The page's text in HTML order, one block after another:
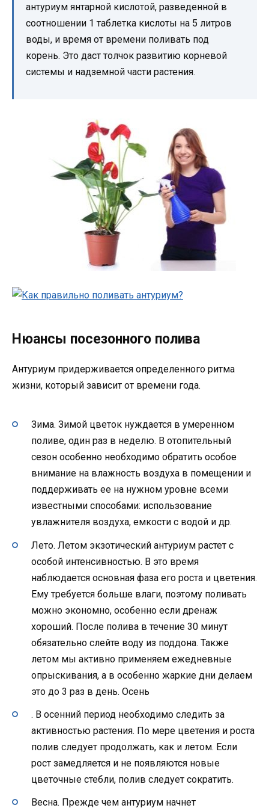
антуриум янтарной кислотой, разведенной в
соотношении 1 таблетка кислоты на 5 литров
воды, и время от времени поливать под
корень. Это даст толчок развитию корневой
системы и надземной части растения.
Нюансы посезонного полива
Антуриум придерживается определенного ритма
жизни, который зависит от времени года.
Зима. Зимой цветок нуждается в умеренном
поливе, один раз в неделю. В отопительный
сезон особенно необходимо обратить особое
внимание на влажность воздуха в помещении и
поддерживать ее на нужном уровне всеми
известными способами: использование
увлажнителя воздуха, емкости с водой и др.
Лето. Летом экзотический антуриум растет с
особой интенсивностью. В это время
наблюдается основная фаза его роста и цветения.
Ему требуется больше влаги, поэтому поливать
можно экономно, особенно если дренаж
хороший. После полива в течение 30 минут
обязательно слейте воду из поддона. Также
летом мы активно применяем ежедневные
опрыскивания, а в особенно жаркие дни делаем
это до 3 раз в день. Осень
. В осенний период необходимо следить за
активностью растения. По мере цветения и роста
полив следует продолжать, как и летом. Если
рост замедляется и не появляются новые
цветочные стебли, полив следует сократить.
Весна. Прежде чем антуриум начнет